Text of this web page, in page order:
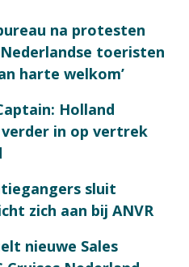
na protesten
toeristen
harte welkom’
Holland
in op vertrek
sluit
zich aan bij ANVR
nieuwe Sales